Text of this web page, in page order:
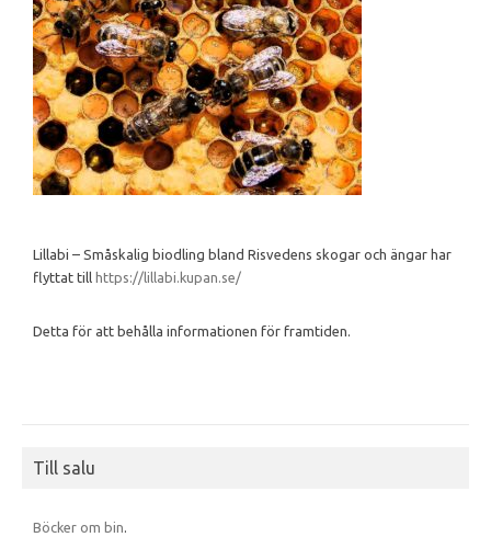
Lillabi – Småskalig biodling bland Risvedens skogar och ängar har
flyttat till https://lillabi.kupan.se/
Detta för att behålla informationen för framtiden.
Till salu
Böcker om bin.